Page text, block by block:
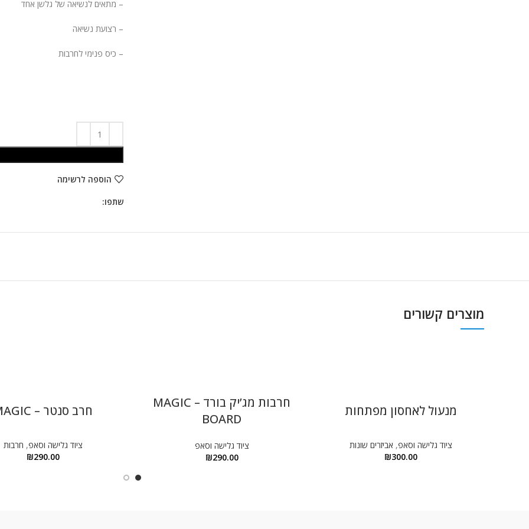
– מתאים לנשיאה של גלשן אחד
– רצועת נשיאה
– כיס פנימי לחרבות
הוספה לרשימה
שתפו:
מוצרים קשורים
מנעול לאחסון מפתחות
ציוד גלישה וסאפ, אביזרים שונות
₪300.00
חרבות מג’יק בורד – MAGIC
BOARD
ציוד גלישה וסאפ
₪290.00
חרב סנטר – MAGIC
ציוד גלישה וסאפ, חרבות
₪290.00